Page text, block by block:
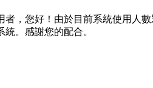
者，您好！由於目前系統使用人
統。感謝您的配合。